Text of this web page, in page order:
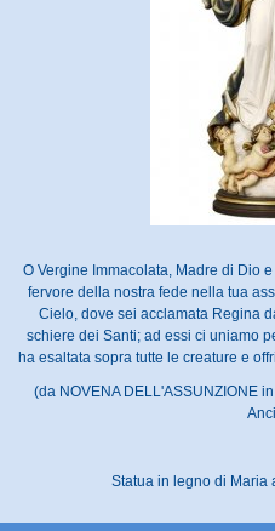
O Vergine Immacolata, Madre di Dio
fervore della nostra fede nella tua
Cielo, dove sei acclamata Regina
schiere dei Santi; ad essi ci uniamo
ha esaltata sopra tutte le creature e
(da NOVENA DELL'ASSUNZIONE
Statua in legno di Maria